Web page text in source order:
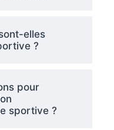
elles
?
pour
sportive ?